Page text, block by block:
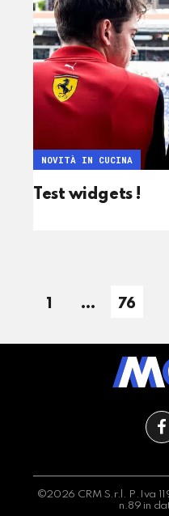
Test widgets !
NOVITÀ IN CUCINA
1 … 76
©2026 CRM S.r.l. P.Iva
n.89 in